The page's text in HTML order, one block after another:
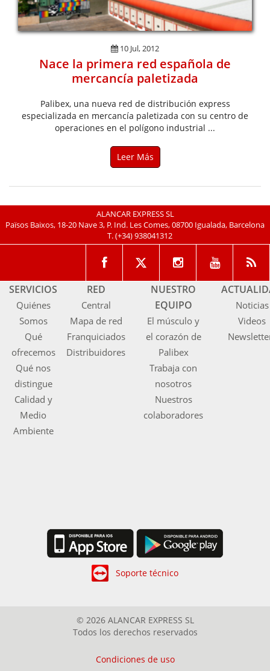
10 Jul, 2012
Nace la primera red española de
mercancía paletizada
Palibex, una nueva red de distribución express
especializada en mercancía paletizada con su centro de
operaciones en el polígono industrial ...
Leer Más
ALANCAR EXPRESS SL
Països Baixos, 18-20 Nave 3, P. Ind. Les Comes, 08700 Igualada, Barcelona
T.(+34) 938041312
SERVICIOS
Quiénes
Somos
Qué
ofrecemos
Qué nos
distingue
Calidad y
Medio
Ambiente
RED
Central
Mapa de red
Franquiciados
Distribuidores
NUESTRO
EQUIPO
El músculo y
el corazón de
Palibex
Trabaja con
nosotros
Nuestros
colaboradores
Noticias
Videos
Soporte técnico
© 2026 ALANCAR EXPRESS SL
Todos los derechos reservados
Condiciones de uso